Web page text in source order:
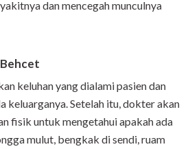
dan mencegah munculnya
keluhan yang dialami pasien dan
keluarganya. Setelah itu, dokter akan
fisik untuk mengetahui apakah ada
mulut, bengkak di sendi, ruam